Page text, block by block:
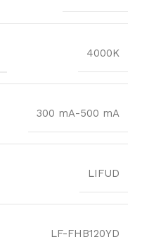
4000K
300 mA-500 mA
LIFUD
LF-FHB120YD